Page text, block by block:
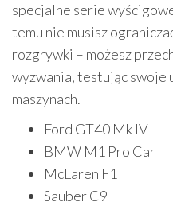
specjalne serie
temu nie musisz
rozgrywki – możesz
wyzwania, testując swoje
maszynach.
Ford GT40 Mk IV
BMW M1 Pro Car
McLaren F1
Sauber C9